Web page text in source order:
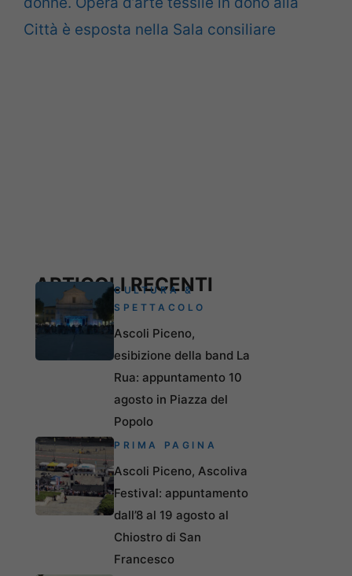
Città è esposta nella Sala consiliare
ARTICOLI RECENTI
CULTURA &
SPETTACOLO
Ascoli Piceno,
esibizione della band La
Rua: appuntamento 10
agosto in Piazza del
Popolo
PRIMA PAGINA
Ascoli Piceno, Ascoliva
Festival: appuntamento
dall’8 al 19 agosto al
Chiostro di San
Francesco